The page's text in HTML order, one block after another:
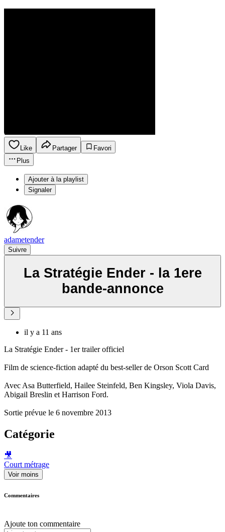
Like Partager
Favori
Plus
Ajouter à la playlist
Signaler
adametender
Suivre
La Stratégie Ender - la 1ere
bande-annonce
il y a 11 ans
La Stratégie Ender - 1er trailer officiel
Film de science-fiction adapté du best-seller de Orson Scott Card
Avec Asa Butterfield, Hailee Steinfeld, Ben Kingsley, Viola Davis,
Abigail Breslin et Harrison Ford.
Sortie prévue le 6 novembre 2013
Catégorie
🎥
Court métrage
Voir moins
Commentaires
Ajoute ton commentaire